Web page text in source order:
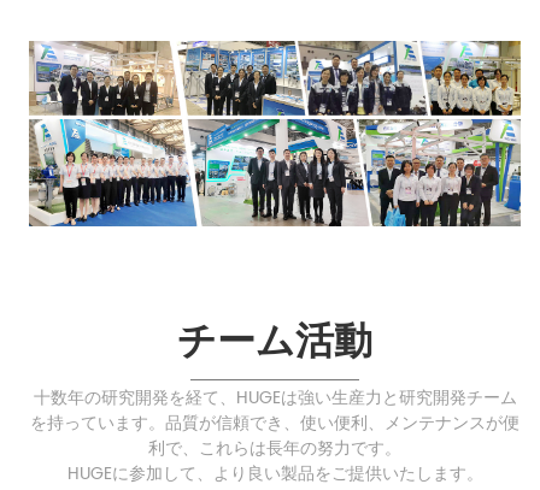
チーム活動
十数年の研究開発を経て、HUGEは強い生産力と研究開発チーム
を持っています。品質が信頼でき、使い便利、メンテナンスが便
利で、これらは長年の努力です。
HUGEに参加して、より良い製品をご提供いたします。